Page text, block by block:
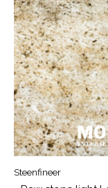
Steenfineer